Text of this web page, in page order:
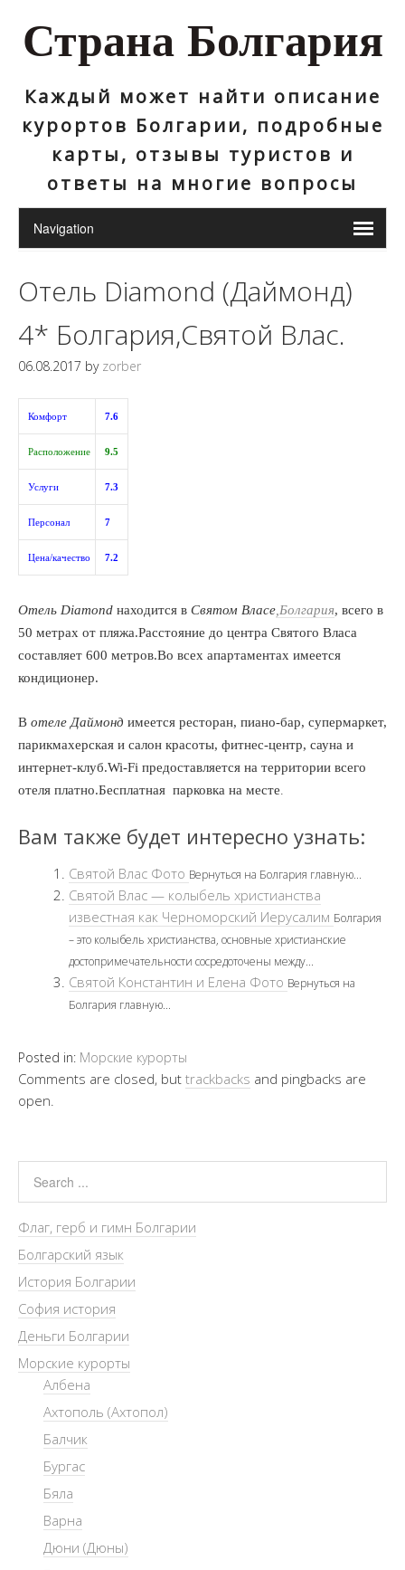
Страна Болгария
Каждый может найти описание
курортов Болгарии, подробные
карты, отзывы туристов и
ответы на многие вопросы
Отель Diamond (Даймонд)
4* Болгария,Святой Влас.
06.08.2017 by zorber
Комфорт 7.6
Расположение 9.5
Услуги 7.3
Персонал 7
Цена/качество 7.2
Отель Diamond находится в Святом Власе ,Болгария, всего в
50 метрах от пляжа.Расстояние до центра Святого Власа
составляет 600 метров.Во всех апартаментах имеется
кондиционер.
В отеле Даймонд имеется ресторан, пиано-бар, супермаркет,
парикмахерская и салон красоты, фитнес-центр, сауна и
интернет-клуб.Wi-Fi предоставляется на территории всего
отеля платно.Бесплатная парковка на месте.
Вам также будет интересно узнать:
Святой Влас Фото Вернуться на Болгария главную...
Святой Влас — колыбель христианства
известная как Черноморский Иерусалим Болгария
– это колыбель христианства, основные христианские
достопримечательности сосредоточены между...
Святой Константин и Елена Фото Вернуться на
Болгария главную...
Posted in: Морские курорты
Comments are closed, but trackbacks and pingbacks are
open.
Флаг, герб и гимн Болгарии
Болгарский язык
История Болгарии
София история
Деньги Болгарии
Морские курорты
Албена
Ахтополь (Ахтопол)
Балчик
Бургас
Бяла
Варна
Дюни (Дюны)